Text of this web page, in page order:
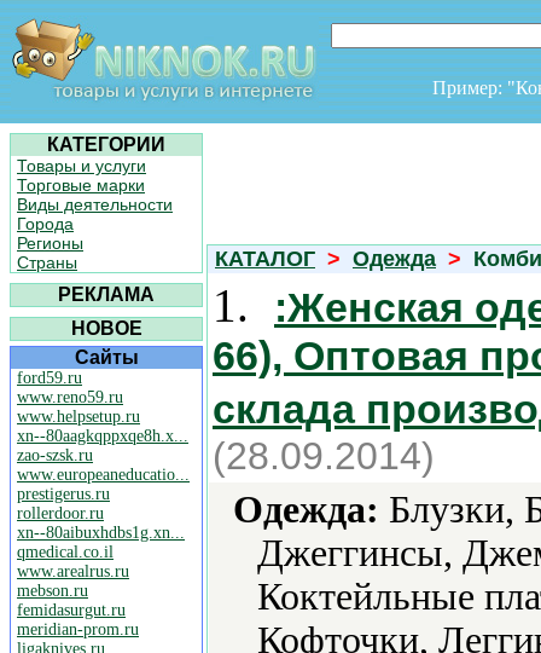
Пример:
КАТЕГОРИИ
Товары и услуги
Торговые марки
Виды деятельности
Города
Регионы
Страны
РЕКЛАМА
НОВОЕ
Сайты
ford59.ru
www.reno59.ru
www.helpsetup.ru
xn--80aagkqppxqe8h.x...
zao-szsk.ru
www.europeaneducatio...
prestigerus.ru
rollerdoor.ru
xn--80aibuxhdbs1g.xn...
qmedical.co.il
www.arealrus.ru
mebson.ru
femidasurgut.ru
meridian-prom.ru
ligaknives.ru
КАТАЛОГ > Одежда >
1.
:Женская
66), Оптовая
склада
(28.09.2014)
Одежда: Блузки,
Джеггинсы,
Коктейльные
Кофточки,